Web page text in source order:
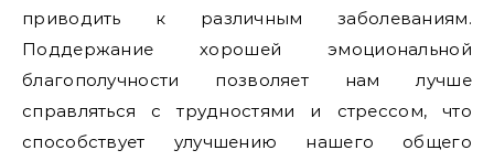
приводить к различным заболеваниям.
Поддержание хорошей эмоциональной
благополучности позволяет нам лучше
справляться с трудностями и стрессом, что
способствует улучшению нашего общего